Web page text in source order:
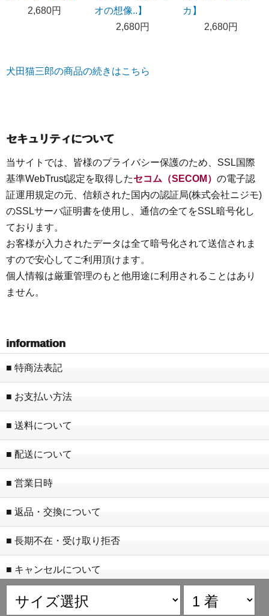
2,680円
オの想像..】
2,680円
カ】
2,680円
犬田猫三郎の商品の続きはこちら
セキュリティについて
当サイトでは、皆様のプライバシー保護のため、SSL国際
基準WebTrust認定を取得したセコム（SECOM） の電子認
証運用規定の元、信頼された国内の認証局(株式会社ニジモ)
のSSLサーバ証明書を使用し、通信の全てをSSL暗号化し
ております。
お客様が入力されたデータは全て暗号化されて送信されま
すので安心してご利用頂けます。
個人情報は厳重管理のもと他用途に利用されることはあり
ません。
information
■ 特商法表記
■ お支払い方法
■ 送料について
■ 配送について
■ 営業日時
■ 返品・交換について
■ 長期不在・受け取り拒否
■ キャンセルについて